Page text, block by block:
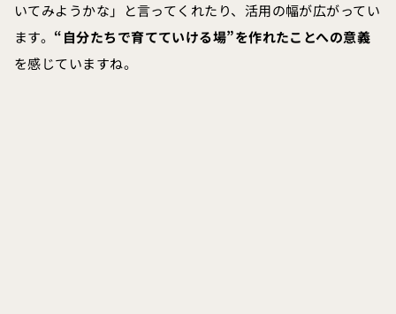
いてみようかな」と言ってくれたり、活用の幅が広がってい
ます。 “自分たちで育てていける場”を作れたことへの意義
を感じていますね。